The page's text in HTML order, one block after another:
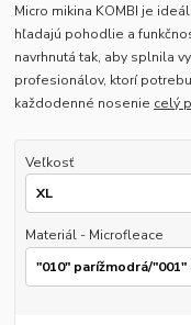
Micro mikina KOMBI je
hľadajú pohodlie a
navrhnutá tak, aby splnila
profesionálov, ktorí
každodenné nosenie celý
Veľkosť
Materiál - Microfleace